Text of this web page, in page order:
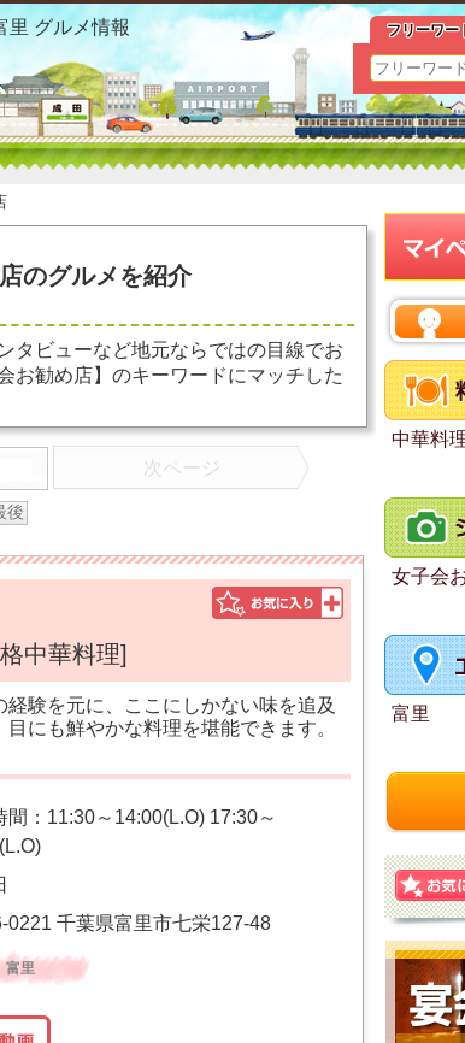
理 女子会お勧め店 お勧めグルメ おすすめ情報
里 グルメ情報 フリーワー
のグルメを紹介
タビューなど地元ならではの目線でお
お勧め店】のキーワードにマッチした
次ページ
後
中華料理]
験を元に、ここにしかない味を追及
にも鮮やかな料理を堪能できます。
間：11:30～14:00(L.O) 17:30～
0221 千葉県富里市七栄127-48
富里
中華料
女子会
富里